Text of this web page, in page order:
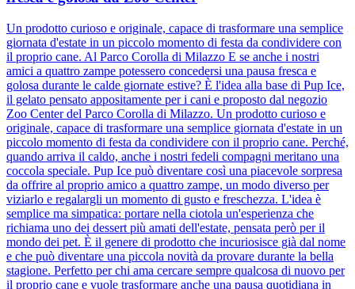
Un prodotto curioso e originale, capace di trasformare una semplice
giornata d'estate in un piccolo momento di festa da condividere con
il proprio cane. Al Parco Corolla di Milazzo E se anche i nostri
amici a quattro zampe potessero concedersi una pausa fresca e
golosa durante le calde giornate estive? È l'idea alla base di Pup Ice,
il gelato pensato appositamente per i cani e proposto dal negozio
Zoo Center del Parco Corolla di Milazzo. Un prodotto curioso e
originale, capace di trasformare una semplice giornata d'estate in un
piccolo momento di festa da condividere con il proprio cane. Perché,
quando arriva il caldo, anche i nostri fedeli compagni meritano una
coccola speciale. Pup Ice può diventare così una piacevole sorpresa
da offrire al proprio amico a quattro zampe, un modo diverso per
viziarlo e regalargli un momento di gusto e freschezza. L'idea è
semplice ma simpatica: portare nella ciotola un'esperienza che
richiama uno dei dessert più amati dell'estate, pensata però per il
mondo dei pet. È il genere di prodotto che incuriosisce già dal nome
e che può diventare una piccola novità da provare durante la bella
stagione. Perfetto per chi ama cercare sempre qualcosa di nuovo per
il proprio cane e vuole trasformare anche una pausa quotidiana in